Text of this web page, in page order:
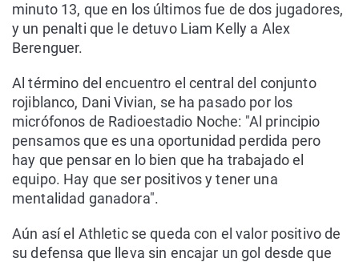
minuto 13, que en los últimos fue de dos jugadores,
y un penalti que le detuvo Liam Kelly a Alex
Berenguer.
Al término del encuentro el central del conjunto
rojiblanco, Dani Vivian, se ha pasado por los
micrófonos de Radioestadio Noche: "Al principio
pensamos que es una oportunidad perdida pero
hay que pensar en lo bien que ha trabajado el
equipo. Hay que ser positivos y tener una
mentalidad ganadora".
Aún así el Athletic se queda con el valor positivo de
su defensa que lleva sin encajar un gol desde que